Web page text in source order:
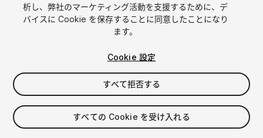
$25
消費税は決済時に計算されます
析し、弊社のマーケティング活動を支援するために、デ
バイスに Cookie を保存することに同意したことになり
ます。
Cookie 設定
すべて拒否する
すべての Cookie を受け入れる